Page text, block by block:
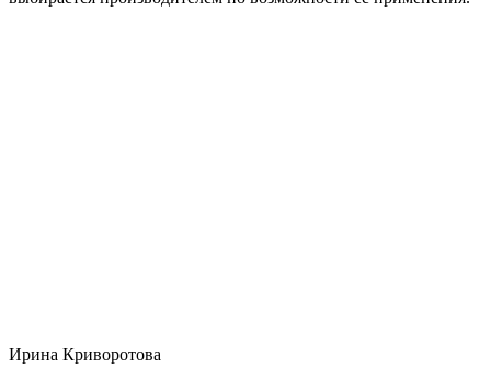
Ирина Криворотова